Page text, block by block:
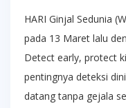
HARI Ginjal Sedunia
pada 13 Maret lalu
Detect early, protect
pentingnya deteksi
datang tanpa gejala